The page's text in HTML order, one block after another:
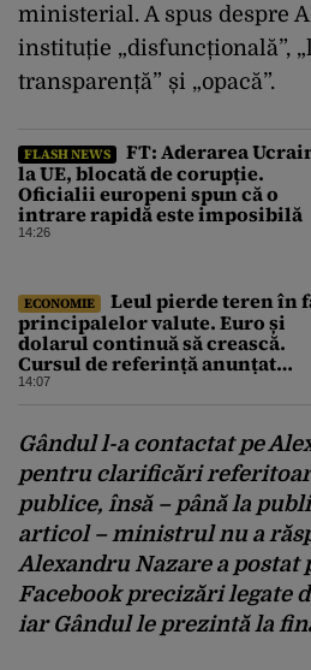
ministerial. A spus despre
instituție „disfuncțională”,
transparență” și „opacă”.
FLASH NEWS
FT: Aderarea
la UE, blocată de corupție.
Oficialii europeni spun că o
intrare rapidă este imposibilă
14:26
ECONOMIE
Leul pierde teren în
principalelor valute. Euro și
dolarul continuă să crească.
Cursul de referință anunțat
pentru vineri de BNR
14:07
Gândull-a contactat pe
pentru clarificări
publice, însă – până la
articol – ministrul nu a
Alexandru Nazare a postat
Facebook precizări legate
iar Gândulle prezintă la